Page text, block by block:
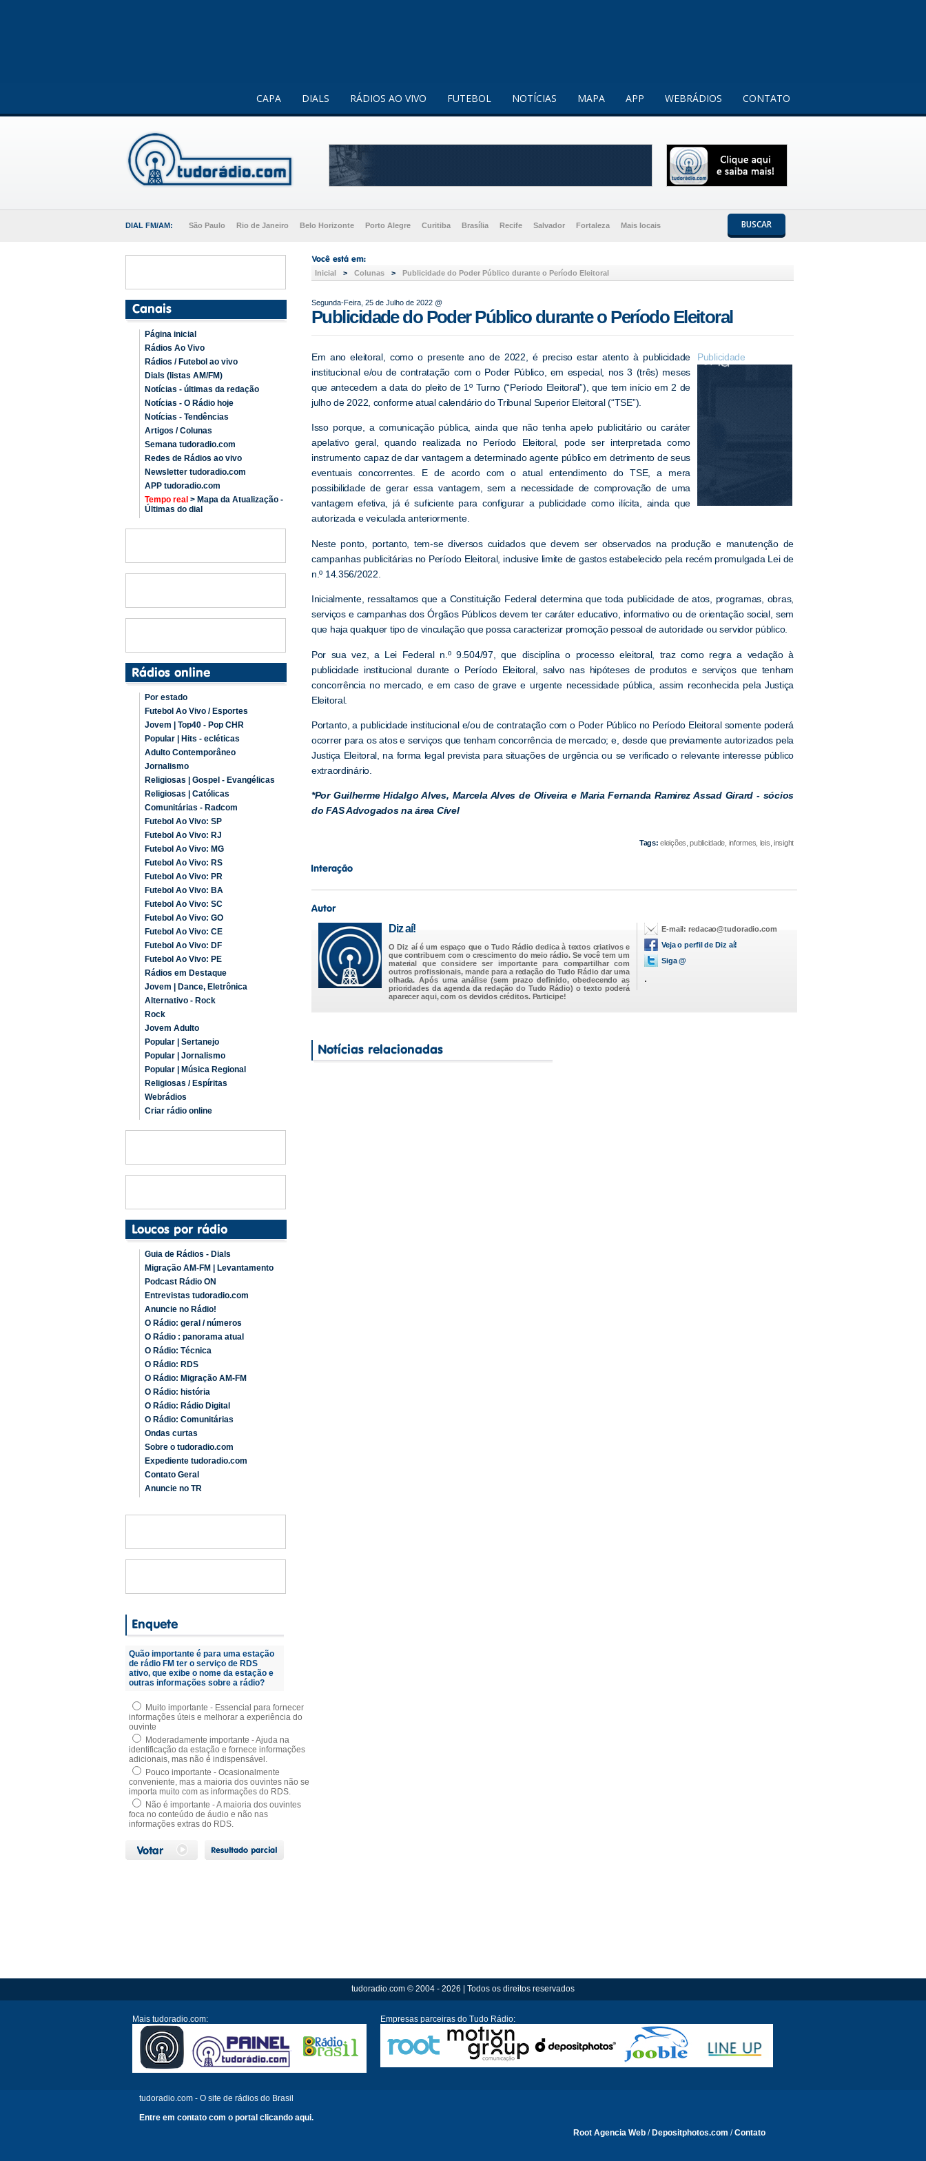
CAPA DIALS RÁDIOS AO VIVO FUTEBOL NOTÍCIAS MAPA APP WEBRÁDIOS CONTATO
DIAL FM/AM: São Paulo Rio de Janeiro Belo Horizonte Porto Alegre Curitiba Brasília Recife Salvador Fortaleza Mais locais BUSCAR
Página inicial
Rádios Ao Vivo
Rádios / Futebol ao vivo
Dials (listas AM/FM)
Notícias - últimas da redação
Notícias - O Rádio hoje
Notícias - Tendências
Artigos / Colunas
Semana tudoradio.com
Redes de Rádios ao vivo
Newsletter tudoradio.com
APP tudoradio.com
Tempo real > Mapa da Atualização -
Últimas do dial
Por estado
Futebol Ao Vivo / Esportes
Jovem | Top40 - Pop CHR
Popular | Hits - ecléticas
Adulto Contemporâneo
Jornalismo
Religiosas | Gospel - Evangélicas
Religiosas | Católicas
Comunitárias - Radcom
Futebol Ao Vivo: SP
Futebol Ao Vivo: RJ
Futebol Ao Vivo: MG
Futebol Ao Vivo: RS
Futebol Ao Vivo: PR
Futebol Ao Vivo: BA
Futebol Ao Vivo: SC
Futebol Ao Vivo: GO
Futebol Ao Vivo: CE
Futebol Ao Vivo: DF
Futebol Ao Vivo: PE
Rádios em Destaque
Jovem | Dance, Eletrônica
Alternativo - Rock
Rock
Jovem Adulto
Popular | Sertanejo
Popular | Jornalismo
Popular | Música Regional
Religiosas / Espíritas
Webrádios
Criar rádio online
Guia de Rádios - Dials
Migração AM-FM | Levantamento
Podcast Rádio ON
Entrevistas tudoradio.com
Anuncie no Rádio!
O Rádio: geral / números
O Rádio : panorama atual
O Rádio: Técnica
O Rádio: RDS
O Rádio: Migração AM-FM
O Rádio: história
O Rádio: Rádio Digital
O Rádio: Comunitárias
Ondas curtas
Sobre o tudoradio.com
Expediente tudoradio.com
Contato Geral
Anuncie no TR
Quão importante é para uma estação
de rádio FM ter o serviço de RDS
ativo, que exibe o nome da estação e
outras informações sobre a rádio?
Muito importante - Essencial para fornecer
informações úteis e melhorar a experiência do
ouvinte
Moderadamente importante - Ajuda na
identificação da estação e fornece informações
adicionais, mas não é indispensável.
Pouco importante - Ocasionalmente
conveniente, mas a maioria dos ouvintes não se
importa muito com as informações do RDS.
Não é importante - A maioria dos ouvintes
foca no conteúdo de áudio e não nas
informações extras do RDS.
Inicial > Colunas > Publicidade do Poder Público durante o Período Eleitoral
Segunda-Feira, 25 de Julho de 2022 @
Publicidade do Poder Público durante o Período Eleitoral
Publicidade
Em ano eleitoral, como o presente ano de 2022, é preciso estar atento à publicidade
institucional e/ou de contratação com o Poder Público, em especial, nos 3 (três) meses
que antecedem a data do pleito de 1º Turno (“Período Eleitoral”), que tem início em 2 de
julho de 2022, conforme atual calendário do Tribunal Superior Eleitoral (“TSE”).
Isso porque, a comunicação pública, ainda que não tenha apelo publicitário ou caráter
apelativo geral, quando realizada no Período Eleitoral, pode ser interpretada como
instrumento capaz de dar vantagem a determinado agente público em detrimento de seus
eventuais concorrentes. E de acordo com o atual entendimento do TSE, a mera
possibilidade de gerar essa vantagem, sem a necessidade de comprovação de uma
vantagem efetiva, já é suficiente para configurar a publicidade como ilícita, ainda que
autorizada e veiculada anteriormente.
Neste ponto, portanto, tem-se diversos cuidados que devem ser observados na produção e manutenção de
campanhas publicitárias no Período Eleitoral, inclusive limite de gastos estabelecido pela recém promulgada Lei de
n.º 14.356/2022.
Inicialmente, ressaltamos que a Constituição Federal determina que toda publicidade de atos, programas, obras,
serviços e campanhas dos Órgãos Públicos devem ter caráter educativo, informativo ou de orientação social, sem
que haja qualquer tipo de vinculação que possa caracterizar promoção pessoal de autoridade ou servidor público.
Por sua vez, a Lei Federal n.º 9.504/97, que disciplina o processo eleitoral, traz como regra a vedação à
publicidade institucional durante o Período Eleitoral, salvo nas hipóteses de produtos e serviços que tenham
concorrência no mercado, e em caso de grave e urgente necessidade pública, assim reconhecida pela Justiça
Eleitoral.
Portanto, a publicidade institucional e/ou de contratação com o Poder Público no Período Eleitoral somente poderá
ocorrer para os atos e serviços que tenham concorrência de mercado; e, desde que previamente autorizados pela
Justiça Eleitoral, na forma legal prevista para situações de urgência ou se verificado o relevante interesse público
extraordinário.
*Por Guilherme Hidalgo Alves, Marcela Alves de Oliveira e Maria Fernanda Ramirez Assad Girard - sócios
do FAS Advogados na área Cível
Tags: eleições, publicidade, informes, leis, insight
Diz aí!
O Diz aí é um espaço que o Tudo Rádio dedica à textos criativos e
que contribuem com o crescimento do meio rádio. Se você tem um
material que considere ser importante para compartilhar com
outros profissionais, mande para a redação do Tudo Rádio dar uma
olhada. Após uma análise (sem prazo definido, obedecendo as
prioridades da agenda da redação do Tudo Rádio) o texto poderá
aparecer aqui, com os devidos créditos. Participe!
E-mail:redacao@tudoradio.com
Veja o perfil de Diz aí!
Siga @
.
tudoradio.com © 2004 - 2026 | Todos os direitos reservados
Mais tudoradio.com: Empresas parceiras do Tudo Rádio:
tudoradio.com - O site de rádios do Brasil
Entre em contato com o portal clicando aqui.
Root Agencia Web / Depositphotos.com /Contato